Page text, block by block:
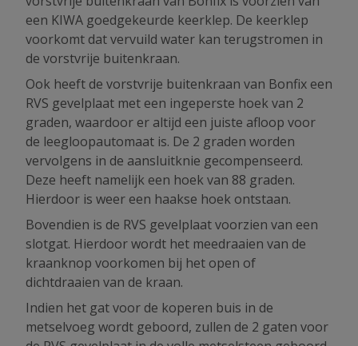
een KIWA goedgekeurde keerklep. De keerklep
voorkomt dat vervuild water kan terugstromen in
de vorstvrije buitenkraan.
Ook heeft de vorstvrije buitenkraan van Bonfix een
RVS gevelplaat met een ingeperste hoek van 2
graden, waardoor er altijd een juiste afloop voor
de leegloopautomaat is. De 2 graden worden
vervolgens in de aansluitknie gecompenseerd.
Deze heeft namelijk een hoek van 88 graden.
Hierdoor is weer een haakse hoek ontstaan.
Bovendien is de RVS gevelplaat voorzien van een
slotgat. Hierdoor wordt het meedraaien van de
kraanknop voorkomen bij het open of
dichtdraaien van de kraan.
Indien het gat voor de koperen buis in de
metselvoeg wordt geboord, zullen de 2 gaten voor